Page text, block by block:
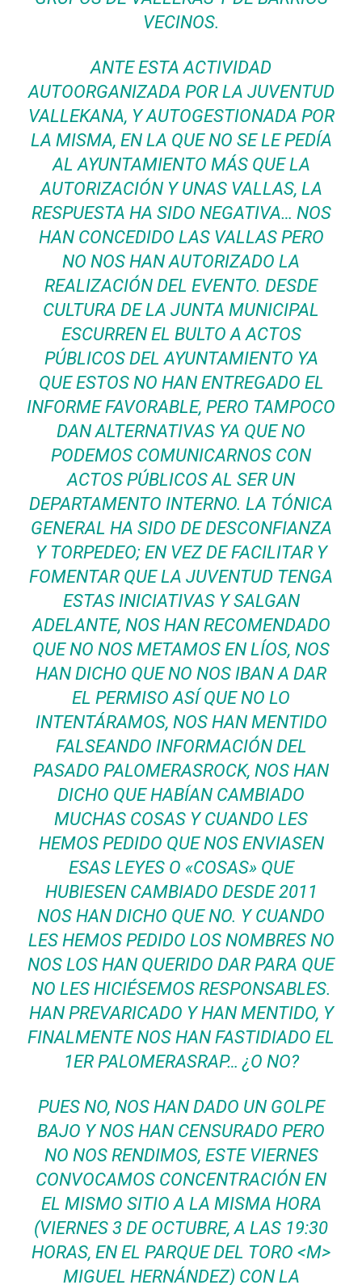
VECINOS.
ANTE ESTA ACTIVIDAD
AUTOORGANIZADA POR LA JUVENTUD
VALLEKANA, Y AUTOGESTIONADA POR
LA MISMA, EN LA QUE NO SE LE PEDÍA
AL AYUNTAMIENTO MÁS QUE LA
AUTORIZACIÓN Y UNAS VALLAS, LA
RESPUESTA HA SIDO NEGATIVA… NOS
HAN CONCEDIDO LAS VALLAS PERO
NO NOS HAN AUTORIZADO LA
REALIZACIÓN DEL EVENTO. DESDE
CULTURA DE LA JUNTA MUNICIPAL
ESCURREN EL BULTO A ACTOS
PÚBLICOS DEL AYUNTAMIENTO YA
QUE ESTOS NO HAN ENTREGADO EL
INFORME FAVORABLE, PERO TAMPOCO
DAN ALTERNATIVAS YA QUE NO
PODEMOS COMUNICARNOS CON
ACTOS PÚBLICOS AL SER UN
DEPARTAMENTO INTERNO. LA TÓNICA
GENERAL HA SIDO DE DESCONFIANZA
Y TORPEDEO; EN VEZ DE FACILITAR Y
FOMENTAR QUE LA JUVENTUD TENGA
ESTAS INICIATIVAS Y SALGAN
ADELANTE, NOS HAN RECOMENDADO
QUE NO NOS METAMOS EN LÍOS, NOS
HAN DICHO QUE NO NOS IBAN A DAR
EL PERMISO ASÍ QUE NO LO
INTENTÁRAMOS, NOS HAN MENTIDO
FALSEANDO INFORMACIÓN DEL
PASADO PALOMERASROCK, NOS HAN
DICHO QUE HABÍAN CAMBIADO
MUCHAS COSAS Y CUANDO LES
HEMOS PEDIDO QUE NOS ENVIASEN
ESAS LEYES O «COSAS» QUE
HUBIESEN CAMBIADO DESDE 2011
NOS HAN DICHO QUE NO. Y CUANDO
LES HEMOS PEDIDO LOS NOMBRES NO
NOS LOS HAN QUERIDO DAR PARA QUE
NO LES HICIÉSEMOS RESPONSABLES.
HAN PREVARICADO Y HAN MENTIDO, Y
FINALMENTE NOS HAN FASTIDIADO EL
1ER PALOMERASRAP… ¿O NO?
PUES NO, NOS HAN DADO UN GOLPE
BAJO Y NOS HAN CENSURADO PERO
NO NOS RENDIMOS, ESTE VIERNES
CONVOCAMOS CONCENTRACIÓN EN
EL MISMO SITIO A LA MISMA HORA
(VIERNES 3 DE OCTUBRE, A LAS 19:30
HORAS, EN EL PARQUE DEL TORO <M>
MIGUEL HERNÁNDEZ) CON LA